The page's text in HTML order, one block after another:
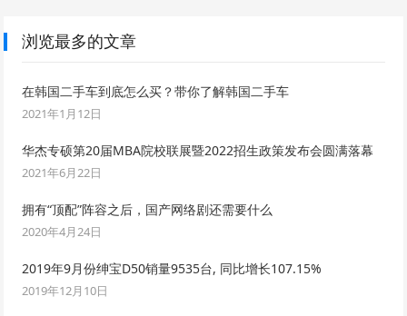
浏览最多的文章
在韩国二手车到底怎么买？带你了解韩国二手车
2021年1月12日
华杰专硕第20届MBA院校联展暨2022招生政策发布会圆满落幕
2021年6月22日
拥有“顶配”阵容之后，国产网络剧还需要什么
2020年4月24日
2019年9月份绅宝D50销量9535台, 同比增长107.15%
2019年12月10日